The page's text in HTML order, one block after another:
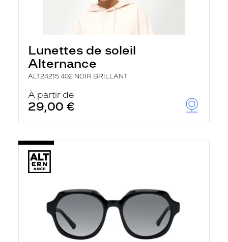
Lunettes de soleil
Alternance
ALT24215 402 NOIR BRILLANT
À partir de
29,00 €